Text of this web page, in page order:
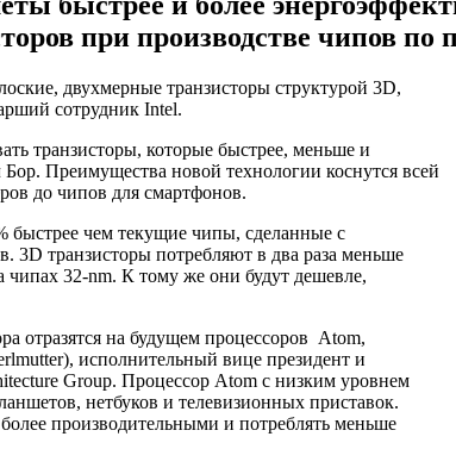
при производстве чипов
двухмерные транзисторы структурой 3D,
сотрудник Intel.
транзисторы, которые быстрее, меньше и
Преимущества новой технологии коснутся всей
до чипов для смартфонов.
быстрее чем текущие чипы, сделанные с
3D транзисторы потребляют в два раза меньше
32-nm. К тому же они будут дешевле,
отразятся на будущем процессоров Atom,
исполнительный вице президент и
Group. Процессор Atom с низким уровнем
нетбуков и телевизионных приставок.
производительными и потреблять меньше